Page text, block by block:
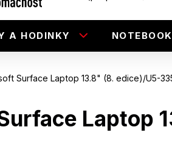
A HODINKY
Surface Laptop 13.8" (8. edice)/U5-
Laptop